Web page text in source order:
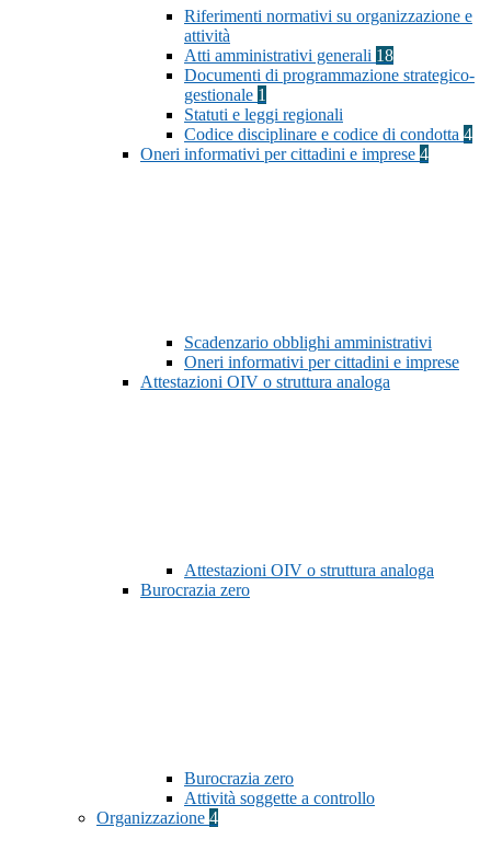
Riferimenti normativi su organizzazione e
attività
Atti amministrativi generali 18
Documenti di programmazione strategico-
gestionale 1
Statuti e leggi regionali
Codice disciplinare e codice di condotta 4
Oneri informativi per cittadini e imprese 4
Scadenzario obblighi amministrativi
Oneri informativi per cittadini e imprese
Attestazioni OIV o struttura analoga
Attestazioni OIV o struttura analoga
Burocrazia zero
Burocrazia zero
Attività soggette a controllo
Organizzazione 4